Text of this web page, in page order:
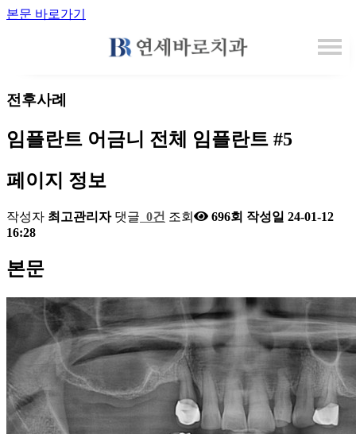
본문 바로가기
전후사례
임플란트 어금니 전체 임플란트 #5
페이지 정보
작성자 최고관리자 댓글 0건 조회 696회 작성일 24-01-12
16:28
본문